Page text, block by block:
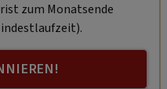
zum Monatsende